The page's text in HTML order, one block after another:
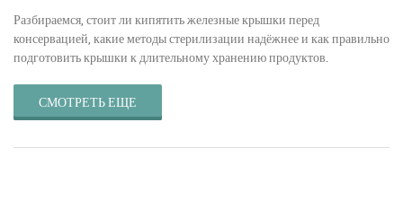
Разбираемся, стоит ли кипятить железные крышки перед
консервацией, какие методы стерилизации надёжнее и как правильно
подготовить крышки к длительному хранению продуктов.
СМОТРЕТЬ ЕЩЕ